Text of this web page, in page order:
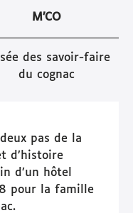
M’CO
des savoir-faire
du cognac
pas de la
d’histoire
d’un hôtel
pour la famille